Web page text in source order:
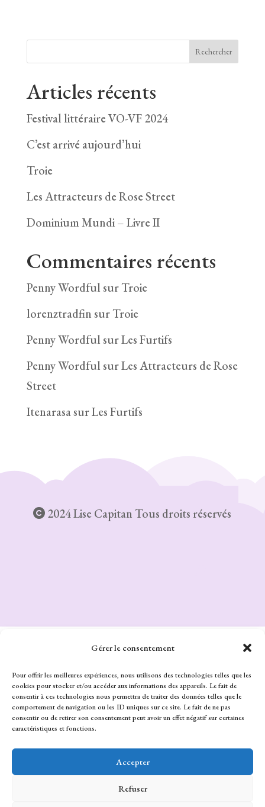
Gérer le consentement
Pour offrir les meilleures expériences, nous utilisons des technologies telles que les
cookies pour stocker et/ou accéder aux informations des appareils. Le fait de
consentir à ces technologies nous permettra de traiter des données telles que le
comportement de navigation ou les ID uniques sur ce site. Le fait de ne pas
consentir ou de retirer son consentement peut avoir un effet négatif sur certaines
caractéristiques et fonctions.
Accepter
Refuser
Rechercher
Articles récents
Festival littéraire VO-VF 2024
C’est arrivé aujourd’hui
Troie
Les Attracteurs de Rose Street
Dominium Mundi – Livre II
Commentaires récents
Penny WordfulsurTroie
lorenztradfinsurTroie
Penny WordfulsurLes Furtifs
Penny WordfulsurLes Attracteurs de Rose
Street
ItenarasasurLes Furtifs
2024 Lise Capitan Tous droits réservés